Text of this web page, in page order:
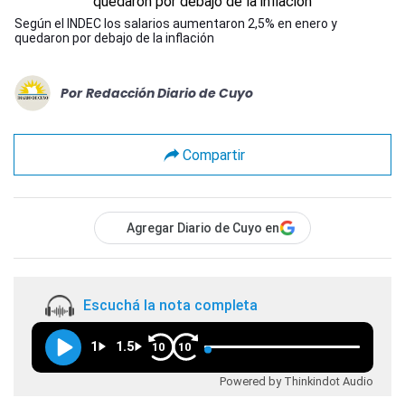
Según el INDEC los salarios aumentaron 2,5% en enero y
quedaron por debajo de la inflación
Por Redacción Diario de Cuyo
Compartir
Agregar Diario de Cuyo en
Escuchá la nota completa
1 1.5 10 10
Powered by Thinkindot Audio